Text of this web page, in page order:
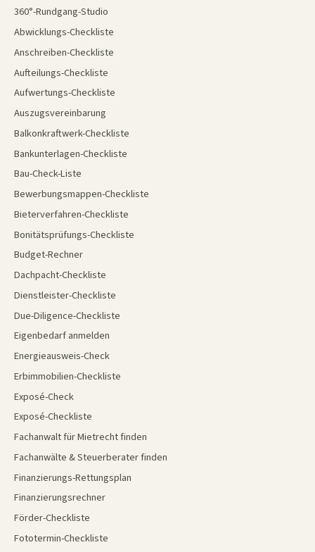
360°-Rundgang-Studio
Abwicklungs-Checkliste
Anschreiben-Checkliste
Aufteilungs-Checkliste
Aufwertungs-Checkliste
Auszugsvereinbarung
Balkonkraftwerk-Checkliste
Bankunterlagen-Checkliste
Bau-Check-Liste
Bewerbungsmappen-Checkliste
Bieterverfahren-Checkliste
Bonitätsprüfungs-Checkliste
Budget-Rechner
Dachpacht-Checkliste
Dienstleister-Checkliste
Due-Diligence-Checkliste
Eigenbedarf anmelden
Energieausweis-Check
Erbimmobilien-Checkliste
Exposé-Check
Exposé-Checkliste
Fachanwalt für Mietrecht finden
Fachanwälte & Steuerberater finden
Finanzierungs-Rettungsplan
Finanzierungsrechner
Förder-Checkliste
Fototermin-Checkliste